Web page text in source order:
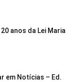
anos da Lei Maria
em Notícias – Ed.